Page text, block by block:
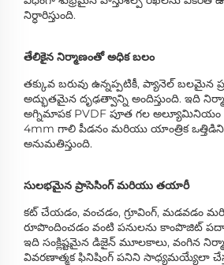
నిర్ధారిస్తుంది.
తేలికైన నిర్మాణంతో అధిక బలం
తక్కువ బరువు ఉన్నప్పటికీ, ప్యానెల్
అద్భుతమైన దృఢత్వాన్ని అందిస్తుంది. ఇది
అగ్నిమాపక PVDF పూత గల
4mm గాలి పీడనం మరియు యాంత్రిక ఒత్తిడిని
అనుమతిస్తుంది.
సులభమైన ప్రాసెసింగ్ మరియు తయారీ
కట్ చేయడం, వంచడం, గ్రూవింగ్, మడవడం
రూపొందించడం వంటి పనులను కాంపొజిట్
ఇది సంక్లిష్టమైన డిజైన్ మూలకాలు, వంగిన
వివరణాత్మక ఫినిషింగ్ పనిని సాధ్యమయ్యేలా